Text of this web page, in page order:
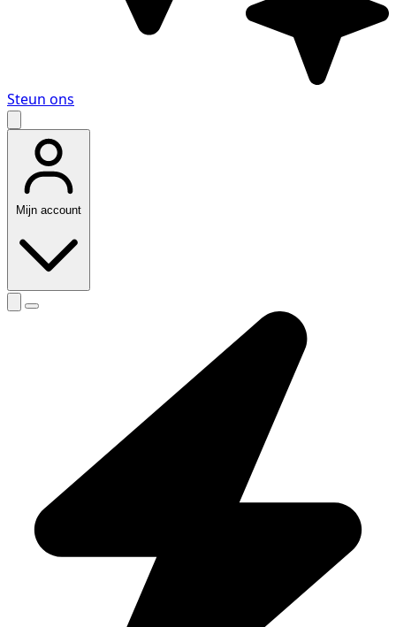
Steun ons
Mijn account